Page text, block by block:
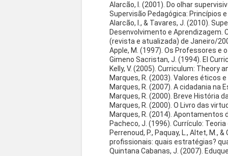
Alarcão, I. (2001). Do olhar
Supervisão Pedagógica: Princípios
Alarcão, I., & Tavares, J. (2010).
Desenvolvimento e Aprendizagem.
(revista e atualizada) de Janeiro/
Apple, M. (1997). Os Professores e
Gimeno Sacristan, J. (1994). El
Kelly, V. (2005). Curriculum: Theory
Marques, R. (2003). Valores éticos
Marques, R. (2007). A cidadania na
Marques, R. (2000). Breve História
Marques, R. (2000). O Livro das
Marques, R. (2014). Apontamentos
Pacheco, J. (1996). Currículo:
Perrenoud, P., Paquay, L., Altet, M.,
profissionais: quais estratégias?
Quintana Cabanas, J. (2007).